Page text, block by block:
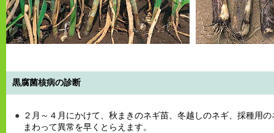
黒腐菌核病の診断
２月～４月にかけて、秋まきのネギ苗、冬越しのネギ、採種用
まわって異常を早くとらえます。